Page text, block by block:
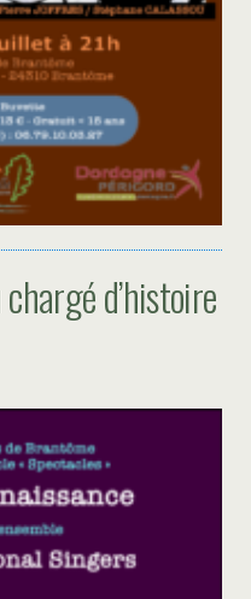
d’histoire